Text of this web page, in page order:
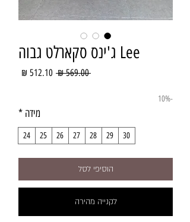
Lee ג'ינס סקארלט גבוה
‏569.00 ‏₪
מחיר
-10%
מידה *
30
29
28
27
26
25
24
הוסיפי לסל
לקנייה מהירה